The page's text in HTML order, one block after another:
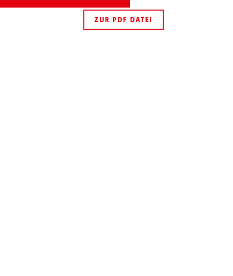
ZUR PDF DATEI